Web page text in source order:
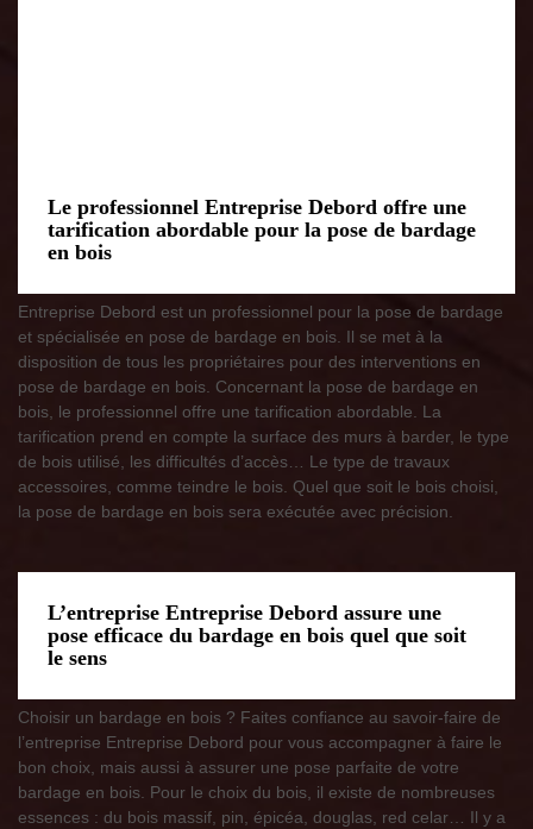
Le professionnel Entreprise Debord offre une
tarification abordable pour la pose de bardage
en bois
Entreprise Debord est un professionnel pour la pose de bardage
et spécialisée en pose de bardage en bois. Il se met à la
disposition de tous les propriétaires pour des interventions en
pose de bardage en bois. Concernant la pose de bardage en
bois, le professionnel offre une tarification abordable. La
tarification prend en compte la surface des murs à barder, le type
de bois utilisé, les difficultés d’accès… Le type de travaux
accessoires, comme teindre le bois. Quel que soit le bois choisi,
la pose de bardage en bois sera exécutée avec précision.
L’entreprise Entreprise Debord assure une
pose efficace du bardage en bois quel que soit
le sens
Choisir un bardage en bois ? Faites confiance au savoir-faire de
l’entreprise Entreprise Debord pour vous accompagner à faire le
bon choix, mais aussi à assurer une pose parfaite de votre
bardage en bois. Pour le choix du bois, il existe de nombreuses
essences : du bois massif, pin, épicéa, douglas, red celar… Il y a